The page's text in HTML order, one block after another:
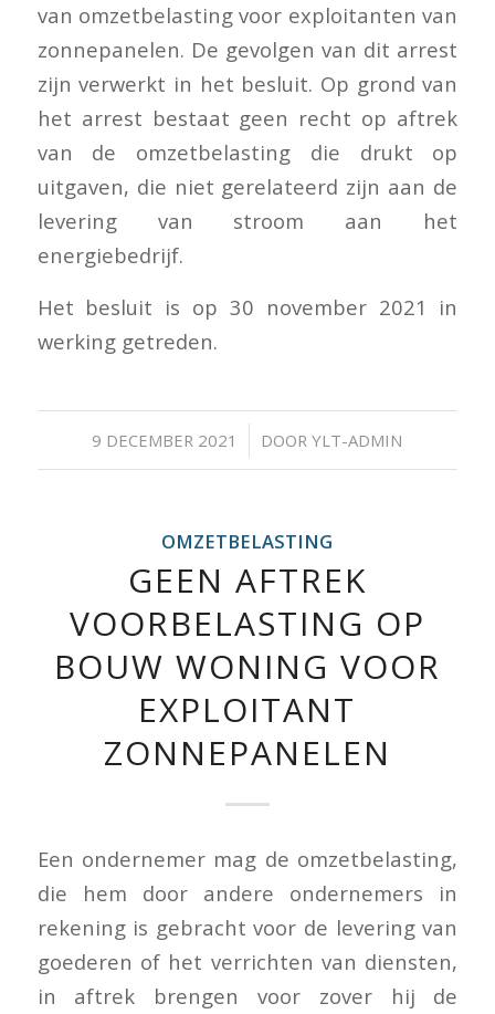
van omzetbelasting voor exploitanten van
zonnepanelen. De gevolgen van dit arrest
zijn verwerkt in het besluit. Op grond van
het arrest bestaat geen recht op aftrek
van de omzetbelasting die drukt op
uitgaven, die niet gerelateerd zijn aan de
levering van stroom aan het
energiebedrijf.
Het besluit is op 30 november 2021 in
werking getreden.
9 DECEMBER 2021
/ DOORYLT-ADMIN
OMZETBELASTING
GEEN AFTREK
VOORBELASTING OP
BOUW WONING VOOR
EXPLOITANT
ZONNEPANELEN
Een ondernemer mag de omzetbelasting,
die hem door andere ondernemers in
rekening is gebracht voor de levering van
goederen of het verrichten van diensten,
in aftrek brengen voor zover hij de